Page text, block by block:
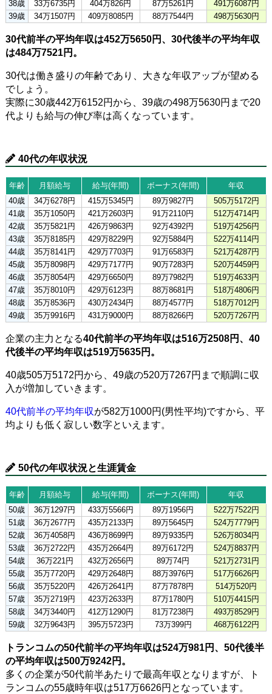
38歳 33万6735円 404万826円 87万5261円
491万6087円
39歳
34万1507円 409万8085円 88万7544円 498万5630円
30代前半の平均年収は452万5650円、30代後半の平均年収
は484万7521円。
30代は働き盛りの年齢であり、大きな年収アップが望める
でしょう。
実際に30歳442万6152円から、39歳の498万5630円まで20
代よりも給与の伸び率は高くなっています。
40代の年収状況
年齢 月額給与 給与(年間) ボーナス(年間)
年収
40歳
34万6278円 415万5345円 89万9827円
505万5172円
41歳
35万1050円 421万2603円 91万2110円
512万4714円
42歳
35万5821円 426万9863円 92万4392円
519万4256円
43歳
35万8185円 429万8229円 92万5884円
522万4114円
44歳
35万8141円 429万7703円 91万6583円
521万4287円
45歳
35万8098円 429万7177円 90万7283円
520万4459円
46歳
35万8054円 429万6650円 89万7982円
519万4633円
47歳
35万8010円 429万6123円 88万8681円
518万4806円
48歳
35万8536円 430万2434円 88万4577円
518万7012円
49歳
35万9916円 431万9000円 88万8266円 520万7267円
企業の主力となる40代前半の平均年収は516万2508円、40
代後半の平均年収は519万5635円。
40歳505万5172円から、49歳の520万7267円まで順調に収
入が増加していきます。
40代前半の平均年収が582万1000円(男性平均)ですから、平
均よりも低く寂しい数字といえます。
50代の年収状況と生涯賃金
年齢 月額給与 給与(年間) ボーナス(年間)
年収
50歳
36万1297円 433万5566円 89万1956円
522万7522円
51歳
36万2677円 435万2133円 89万5645円
524万7779円
52歳
36万4058円 436万8699円 89万9335円
526万8034円
53歳
36万2722円 435万2664円 89万6172円
524万8837円
54歳
36万221円 432万2656円 89万74円
521万2731円
55歳
35万7720円 429万2648円 88万3976円
517万6626円
56歳
35万5220円 426万2641円 87万7878円
514万520円
57歳
35万2719円 423万2633円 87万1780円
510万4415円
58歳
34万3440円 412万1290円 81万7238円
493万8529円
59歳
32万9643円 395万5723円 73万399円 468万6122円
トランコムの50代前半の平均年収は524万981円、50代後半
の平均年収は500万9242円。
多くの企業が50代前半あたりで最高年収となりますが、ト
ランコムの55歳時年収は517万6626円となっています。